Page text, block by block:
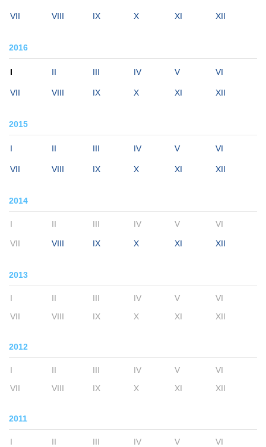
VII VIII IX X XI XII
2016
I II III IV V VI
VII VIII IX X XI XII
2015
I II III IV V VI
VII VIII IX X XI XII
2014
I II III IV V VI
VII VIII IX X XI XII
2013
I II III IV V
VI
VII
VIII IX X XI XII
2012
I II III IV V
VI
VII
VIII IX X XI XII
2011
I II III IV V
VI